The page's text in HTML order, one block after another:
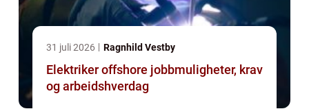
31 juli 2026 Ragnhild Vestby
Elektriker offshore jobbmuligheter, krav
og arbeidshverdag